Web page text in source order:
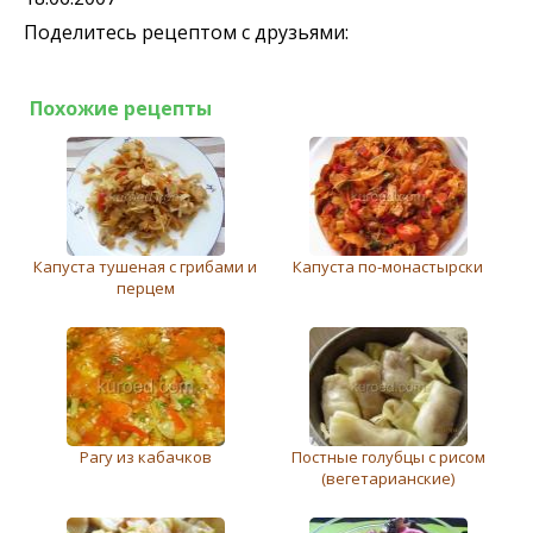
Поделитесь рецептом с друзьями:
Похожие рецепты
Капуста тушеная с грибами и
перцем
Капуста по-монастырски
Рагу из кабачков
Постные голубцы с рисом
(вегетарианские)